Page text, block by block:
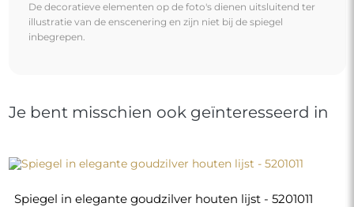
De decoratieve elementen op de foto's dienen uitsluitend ter
illustratie van de enscenering en zijn niet bij de spiegel
inbegrepen.
Je bent misschien ook geïnteresseerd in
Spiegel in elegante goudzilver houten lijst - 5201011